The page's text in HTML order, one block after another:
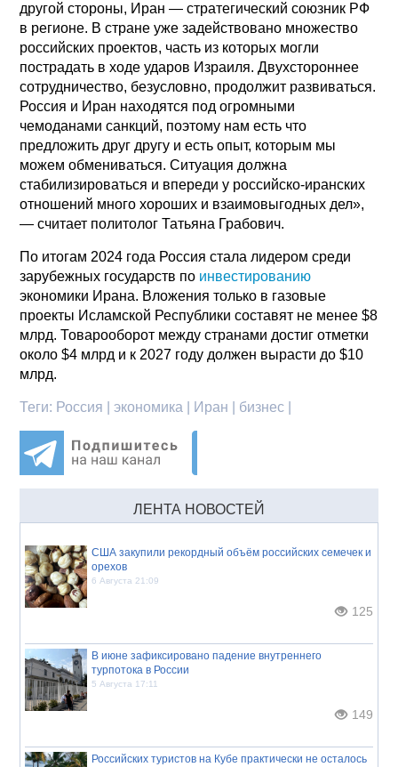
другой стороны, Иран — стратегический союзник РФ
в регионе. В стране уже задействовано множество
российских проектов, часть из которых могли
пострадать в ходе ударов Израиля. Двухстороннее
сотрудничество, безусловно, продолжит развиваться.
Россия и Иран находятся под огромными
чемоданами санкций, поэтому нам есть что
предложить друг другу и есть опыт, которым мы
можем обмениваться. Ситуация должна
стабилизироваться и впереди у российско-иранских
отношений много хороших и взаимовыгодных дел»,
— считает политолог Татьяна Грабович.
По итогам 2024 года Россия стала лидером среди
зарубежных государств по инвестированию
экономики Ирана. Вложения только в газовые
проекты Исламской Республики составят не менее $8
млрд. Товарооборот между странами достиг отметки
около $4 млрд и к 2027 году должен вырасти до $10
млрд.
Теги: Россия | экономика | Иран | бизнес |
ЛЕНТА НОВОСТЕЙ
США закупили рекордный объём российских семечек и
орехов
6 Августа 21:09
125
В июне зафиксировано падение внутреннего
турпотока в России
5 Августа 17:11
149
Российских туристов на Кубе практически не осталось